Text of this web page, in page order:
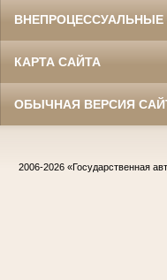
КАРТА САЙТА
ОБЫЧНАЯ ВЕРСИЯ
2006-2026 «Государственная